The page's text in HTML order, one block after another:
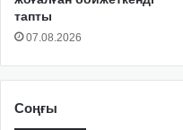
тапты
07.08.2026
Соңғы